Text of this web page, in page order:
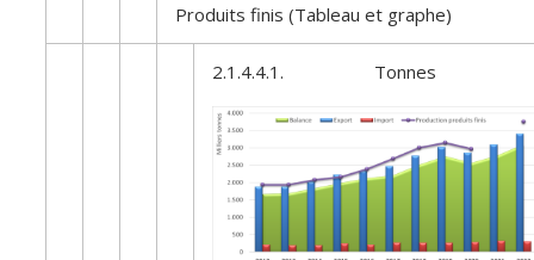
Produits finis (Tableau et graphe)
2.1.4.4.1. Tonnes